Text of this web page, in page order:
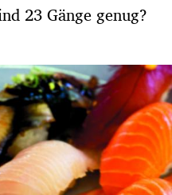
23 Gänge genug?